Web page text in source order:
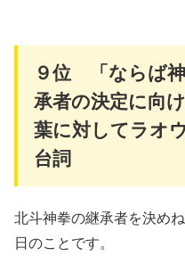
９位 「ならば
承者の決定に向
葉に対してラオ
台詞
北斗神拳の継承者を決め
日のことです。